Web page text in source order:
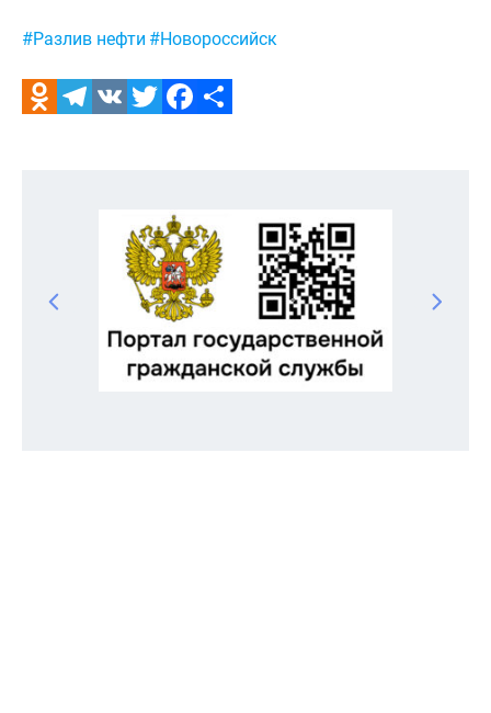
Метки:
#Разлив нефти #Новороссийск